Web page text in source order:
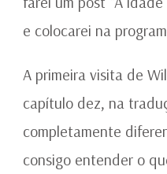
e colocarei na
A primeira visita de
capítulo dez, na
completamente
consigo entender o